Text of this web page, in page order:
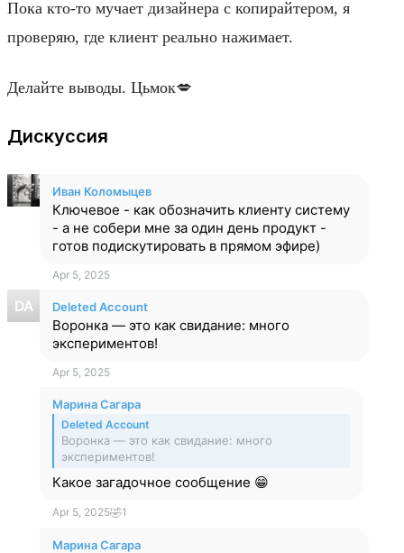
Пока кто-то мучает дизайнера с копирайтером, я
проверяю, где клиент реально нажимает.
Делайте выводы. Цьмок💋
Дискуссия
Иван Коломыцев
Ключевое - как обозначить клиенту систему
- а не собери мне за один день продукт -
готов подискутировать в прямом эфире)
Apr 5, 2025
Deleted Account
Воронка — это как свидание: много
экспериментов!
Apr 5, 2025
Марина Сагара
Deleted Account
Воронка — это как свидание: много
экспериментов!
Какое загадочное сообщение 😁
Apr 5, 2025🤣1
Марина Сагара